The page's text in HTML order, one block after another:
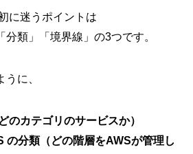
に迷うポイントは
分類」「境界線」の3つです。
に、
カテゴリのサービスか）
分類（どの階層をAWSが管理し